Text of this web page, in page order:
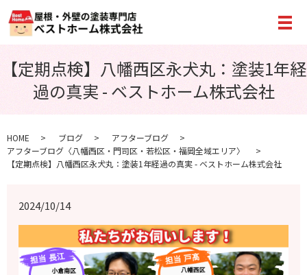
メ
【定期点検】八幡西区永犬丸：塗装1年経
過の真実 - ベストホーム株式会社
HOME ブログ
アフターブログ
アフターブログ〈八幡西区・門司区・若松区・福岡全域エリア〉
【定期点検】八幡西区永犬丸：塗装1年経過の真実 - ベストホーム株式会社
2024/10/14